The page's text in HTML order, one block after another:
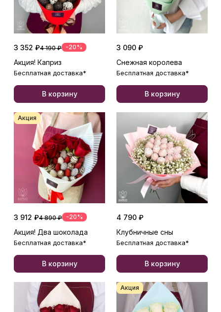
3 352 ₽4 190 ₽ -20%
Акция! Каприз
Бесплатная доставка*
В корзину
3 090 ₽
Снежная королева
Бесплатная доставка*
В корзину
Акция
3 912 ₽4 890 ₽ -20%
Акция! Два шоколада
Бесплатная доставка*
В корзину
4 790 ₽
Клубничные сны
Бесплатная доставка*
В корзину
Акция